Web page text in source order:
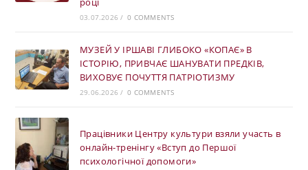
03.07.2026 / 0 COMMENTS
МУЗЕЙ У ІРШАВІ ГЛИБОКО «КОПАЄ» В
ІСТОРІЮ, ПРИВЧАЄ ШАНУВАТИ ПРЕДКІВ,
ВИХОВУЄ ПОЧУТТЯ ПАТРІОТИЗМУ
29.06.2026 / 0 COMMENTS
Працівники Центру культури взяли участь в
онлайн-тренінгу «Вступ до Першої
психологічної допомоги»